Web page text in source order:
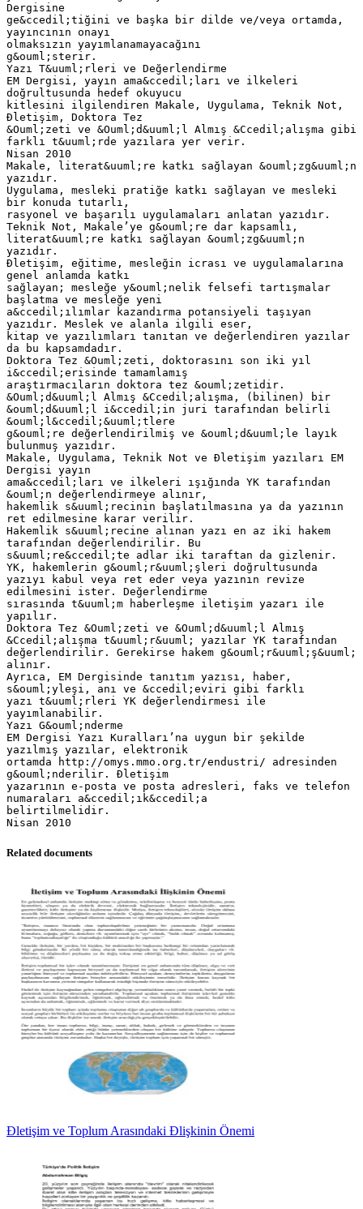
Dergisine
ge&ccedil;tiğini ve başka bir dilde ve/veya ortamda,
yayıncının onayı
olmaksızın yayımlanamayacağını
g&ouml;sterir.
Yazı T&uuml;rleri ve Değerlendirme
EM Dergisi, yayın ama&ccedil;ları ve ilkeleri
doğrultusunda hedef okuyucu
kitlesini ilgilendiren Makale, Uygulama, Teknik Not,
Đletişim, Doktora Tez
&Ouml;zeti ve &Ouml;d&uuml;l Almış &Ccedil;alışma gibi
farklı t&uuml;rde yazılara yer verir.
Nisan 2010
Makale, literat&uuml;re katkı sağlayan &ouml;zg&uuml;n
yazıdır.
Uygulama, mesleki pratiğe katkı sağlayan ve mesleki
bir konuda tutarlı,
rasyonel ve başarılı uygulamaları anlatan yazıdır.
Teknik Not, Makale’ye g&ouml;re dar kapsamlı,
literat&uuml;re katkı sağlayan &ouml;zg&uuml;n
yazıdır.
Đletişim, eğitime, mesleğin icrası ve uygulamalarına
genel anlamda katkı
sağlayan; mesleğe y&ouml;nelik felsefi tartışmalar
başlatma ve mesleğe yeni
a&ccedil;ılımlar kazandırma potansiyeli taşıyan
yazıdır. Meslek ve alanla ilgili eser,
kitap ve yazılımları tanıtan ve değerlendiren yazılar
da bu kapsamdadır.
Doktora Tez &Ouml;zeti, doktorasını son iki yıl
i&ccedil;erisinde tamamlamış
araştırmacıların doktora tez &ouml;zetidir.
&Ouml;d&uuml;l Almış &Ccedil;alışma, (bilinen) bir
&ouml;d&uuml;l i&ccedil;in juri tarafından belirli
&ouml;l&ccedil;&uuml;tlere
g&ouml;re değerlendirilmiş ve &ouml;d&uuml;le layık
bulunmuş yazıdır.
Makale, Uygulama, Teknik Not ve Đletişim yazıları EM
Dergisi yayın
ama&ccedil;ları ve ilkeleri ışığında YK tarafından
&ouml;n değerlendirmeye alınır,
hakemlik s&uuml;recinin başlatılmasına ya da yazının
ret edilmesine karar verilir.
Hakemlik s&uuml;recine alınan yazı en az iki hakem
tarafından değerlendirilir. Bu
s&uuml;re&ccedil;te adlar iki taraftan da gizlenir.
YK, hakemlerin g&ouml;r&uuml;şleri doğrultusunda
yazıyı kabul veya ret eder veya yazının revize
edilmesini ister. Değerlendirme
sırasında t&uuml;m haberleşme iletişim yazarı ile
yapılır.
Doktora Tez &Ouml;zeti ve &Ouml;d&uuml;l Almış
&Ccedil;alışma t&uuml;r&uuml; yazılar YK tarafından
değerlendirilir. Gerekirse hakem g&ouml;r&uuml;ş&uuml;
alınır.
Ayrıca, EM Dergisinde tanıtım yazısı, haber,
s&ouml;yleşi, anı ve &ccedil;eviri gibi farklı
yazı t&uuml;rleri YK değerlendirmesi ile
yayımlanabilir.
Yazı G&ouml;nderme
EM Dergisi Yazı Kuralları’na uygun bir şekilde
yazılmış yazılar, elektronik
ortamda http://omys.mmo.org.tr/endustri/ adresinden
g&ouml;nderilir. Đletişim
yazarının e-posta ve posta adresleri, faks ve telefon
numaraları a&ccedil;ık&ccedil;a
belirtilmelidir.
Related documents
Đletişim ve Toplum Arasındaki Đlişkinin Önemi